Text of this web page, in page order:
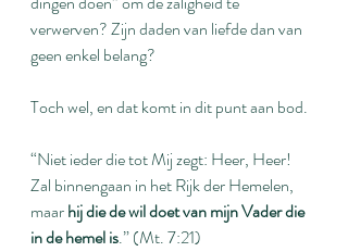
verwerven? Zijn daden van liefde dan van
geen enkel belang?
Toch wel, en dat komt in dit punt aan bod.
“Niet ieder die tot Mij zegt: Heer, Heer!
Zal binnengaan in het Rijk der Hemelen,
maar hij die de wil doet van mijn Vader die
in de hemel is.” (Mt. 7:21)